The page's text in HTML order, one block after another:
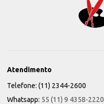
Atendimento
Telefone: (11) 2344-2600
Whatsapp: 55 (11) 9 4358-2220